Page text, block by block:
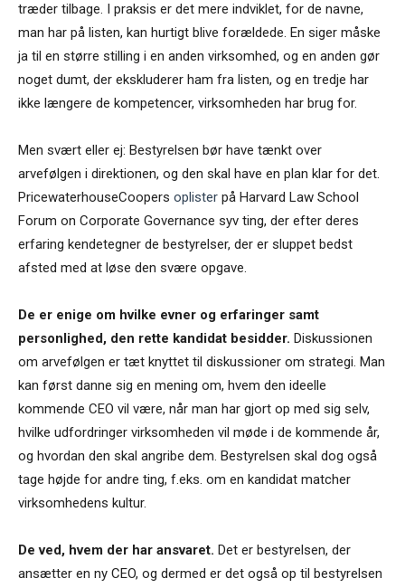
træder tilbage. I praksis er det mere indviklet, for de navne,
man har på listen, kan hurtigt blive forældede. En siger måske
ja til en større stilling i en anden virksomhed, og en anden gør
noget dumt, der ekskluderer ham fra listen, og en tredje har
ikke længere de kompetencer, virksomheden har brug for.
Men svært eller ej: Bestyrelsen bør have tænkt over
arvefølgen i direktionen, og den skal have en plan klar for det.
PricewaterhouseCoopers oplister på Harvard Law School
Forum on Corporate Governance syv ting, der efter deres
erfaring kendetegner de bestyrelser, der er sluppet bedst
afsted med at løse den svære opgave.
De er enige om hvilke evner og erfaringer samt
personlighed, den rette kandidat besidder. Diskussionen
om arvefølgen er tæt knyttet til diskussioner om strategi. Man
kan først danne sig en mening om, hvem den ideelle
kommende CEO vil være, når man har gjort op med sig selv,
hvilke udfordringer virksomheden vil møde i de kommende år,
og hvordan den skal angribe dem. Bestyrelsen skal dog også
tage højde for andre ting, f.eks. om en kandidat matcher
virksomhedens kultur.
De ved, hvem der har ansvaret. Det er bestyrelsen, der
ansætter en ny CEO, og dermed er det også op til bestyrelsen